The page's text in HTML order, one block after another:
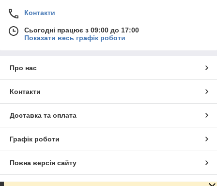
Контакти
Сьогодні працює з 09:00 до 17:00
Показати весь графік роботи
Про нас
Контакти
Доставка та оплата
Графік роботи
Повна версія сайту